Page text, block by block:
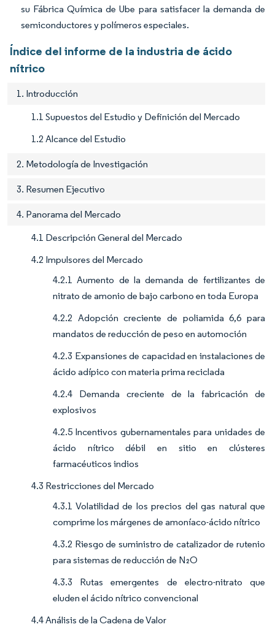
su Fábrica Química de Ube para satisfacer la demanda de
semiconductores y polímeros especiales.
Índice del informe de la industria de ácido
nítrico
1. Introducción
1.1 Supuestos del Estudio y Definición del Mercado
1.2 Alcance del Estudio
2. Metodología de Investigación
3. Resumen Ejecutivo
4. Panorama del Mercado
4.1 Descripción General del Mercado
4.2 Impulsores del Mercado
4.2.1 Aumento de la demanda de fertilizantes de
nitrato de amonio de bajo carbono en toda Europa
4.2.2 Adopción creciente de poliamida 6,6 para
mandatos de reducción de peso en automoción
4.2.3 Expansiones de capacidad en instalaciones de
ácido adípico con materia prima reciclada
4.2.4 Demanda creciente de la fabricación de
explosivos
4.2.5 Incentivos gubernamentales para unidades de
ácido nítrico débil en sitio en clústeres
farmacéuticos indios
4.3 Restricciones del Mercado
4.3.1 Volatilidad de los precios del gas natural que
comprime los márgenes de amoníaco-ácido nítrico
4.3.2 Riesgo de suministro de catalizador de rutenio
para sistemas de reducción de N₂O
4.3.3 Rutas emergentes de electro-nitrato que
eluden el ácido nítrico convencional
4.4 Análisis de la Cadena de Valor